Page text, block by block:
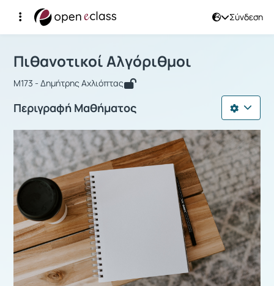
Σύνδεση
Αρχική Σελίδα
Μάθημα : Πιθανοτικοί Αλγόριθμοι
Πιθανοτικοί Αλγόριθμοι
Μ173 - Δημήτρης Αχλιόπτας
Περιγραφή Μαθήματος